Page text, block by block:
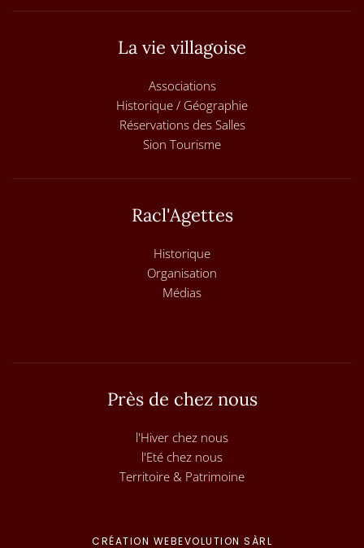
La vie villagoise
Associations
Historique / Géographie
Réservations des Salles
Sion Tourisme
Racl'Agettes
Historique
Organisation
Médias
Près de chez nous
l'Hiver chez nous
l'Eté chez nous
Territoire & Patrimoine
CRÉATION WEBEVOLUTION SÀRL